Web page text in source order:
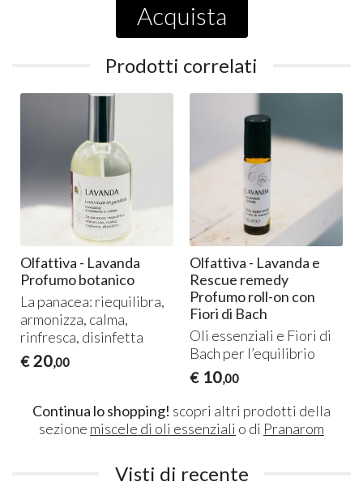
Acquista
Prodotti correlati
Olfattiva - Lavanda
Profumo botanico
La panacea: riequilibra,
armonizza, calma,
rinfresca, disinfetta
€ 20,00
Olfattiva - Lavanda e
Rescue remedy
Profumo roll-on con
Fiori di Bach
Oli essenziali e Fiori di
Bach per l’equilibrio
€ 10,00
Continua lo shopping! scopri altri prodotti della
sezione miscele di oli essenziali o di Pranarom
Visti di recente